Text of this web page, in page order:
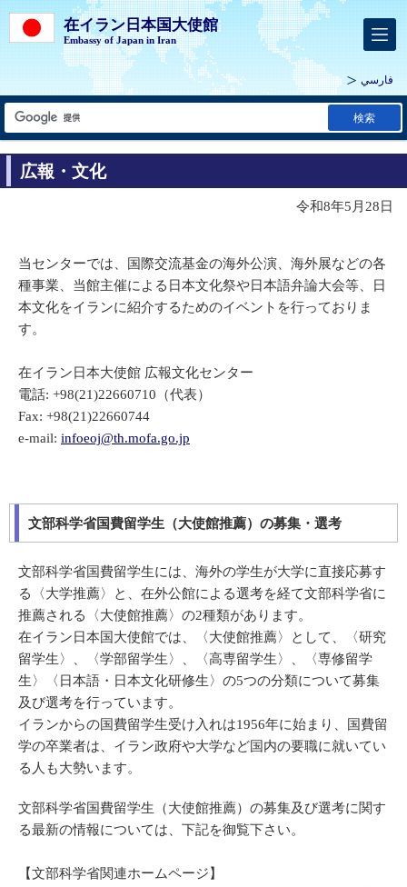
在イラン日本国大使館
Embassy of Japan in Iran
فارسي
検索
広報・文化
令和8年5月28日
当センターでは、国際交流基金の海外公演、海外展などの各
種事業、当館主催による日本文化祭や日本語弁論大会等、日
本文化をイランに紹介するためのイベントを行っておりま
す。
在イラン日本大使館 広報文化センター
電話: +98(21)22660710（代表）
Fax: +98(21)22660744
e-mail: infoeoj@th.mofa.go.jp
文部科学省国費留学生（大使館推薦）の募集・選考
文部科学省国費留学生には、海外の学生が大学に直接応募す
る〈大学推薦〉と、在外公館による選考を経て文部科学省に
推薦される〈大使館推薦〉の2種類があります。
在イラン日本国大使館では、〈大使館推薦〉として、〈研究
留学生〉、〈学部留学生〉、〈高専留学生〉、〈専修留学
生〉〈日本語・日本文化研修生〉の5つの分類について募集
及び選考を行っています。
イランからの国費留学生受け入れは1956年に始まり、国費留
学の卒業者は、イラン政府や大学など国内の要職に就いてい
る人も大勢います。
文部科学省国費留学生（大使館推薦）の募集及び選考に関す
る最新の情報については、下記を御覧下さい。
【文部科学省関連ホームページ】